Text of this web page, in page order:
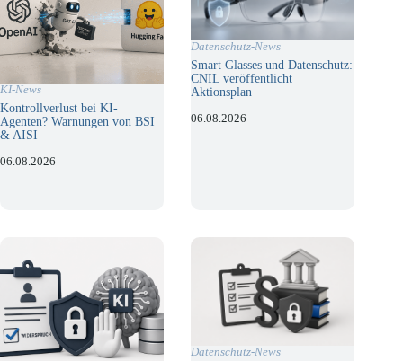
KI-News
Kontrollverlust bei KI-
Agenten? Warnungen von BSI
& AISI
06.08.2026
Datenschutz-News
Smart Glasses und Datenschutz:
CNIL veröffentlicht
Aktionsplan
06.08.2026
Datenschutz-News